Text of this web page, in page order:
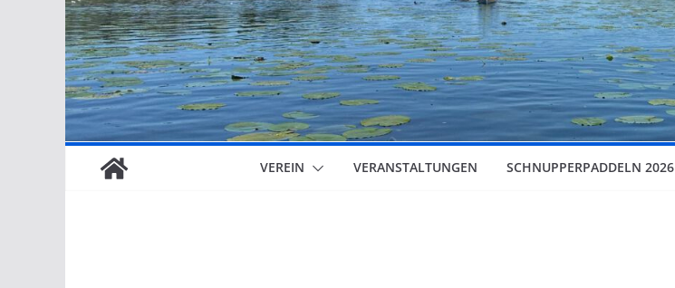
VEREIN VERANSTALTUNGEN SCHNUPPERPADDELN 2026